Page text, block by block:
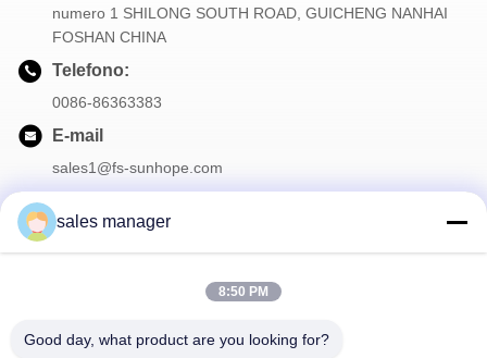
numero 1 SHILONG SOUTH ROAD, GUICHENG NANHAI
FOSHAN CHINA
Telefono:
0086-86363383
E-mail
sales1@fs-sunhope.com
La nostra newsletter
sales manager
8:50 PM
Good day, what product are you looking for?